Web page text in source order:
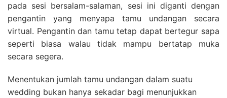
pada sesi bersalam-salaman, sesi ini diganti dengan
pengantin yang menyapa tamu undangan secara
virtual. Pengantin dan tamu tetap dapat bertegur sapa
seperti biasa walau tidak mampu bertatap muka
secara segera.
Menentukan jumlah tamu undangan dalam suatu
wedding bukan hanya sekadar bagi menunjukkan